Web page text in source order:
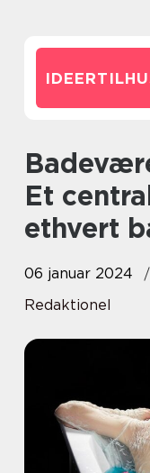
Badeværelse håndvask:
Et
ethvert
06 januar 2024
Redaktionel